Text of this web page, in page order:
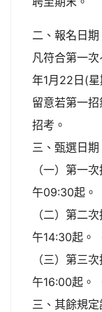
二、報名日
凡符合第一
年1月22日(
留意若第一
招考。
三、甄選日期
（一）第一
午09:30起。
（二）第二
午14:30起。
（三）第三
午16:00起。
三、其餘規